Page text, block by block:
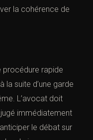
la cohérence de
procédure rapide
la suite d’une garde
L’avocat doit
immédiatement
le débat sur